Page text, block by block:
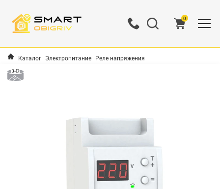
0
Каталог Электропитание Реле напряжения